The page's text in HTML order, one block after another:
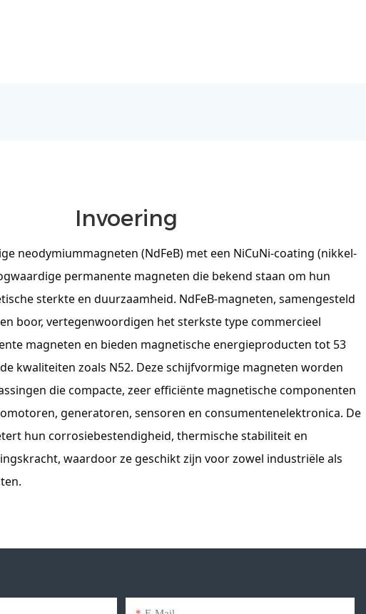
Invoering
neodymiummagneten (NdFeB) met een NiCuNi-coating (nikkel-
permanente magneten die bekend staan ​​om hun
sterkte en duurzaamheid. NdFeB-magneten, samengesteld
boor, vertegenwoordigen het sterkste type commercieel
magneten en bieden magnetische energieproducten tot 53
kwaliteiten zoals N52. Deze schijfvormige magneten worden
die compacte, zeer efficiënte magnetische componenten
generatoren, sensoren en consumentenelektronica. De
hun corrosiebestendigheid, thermische stabiliteit en
waardoor ze geschikt zijn voor zowel industriële als